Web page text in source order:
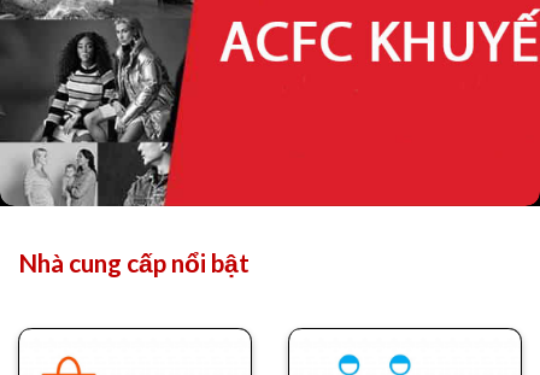
Nhà cung cấp nổi bật